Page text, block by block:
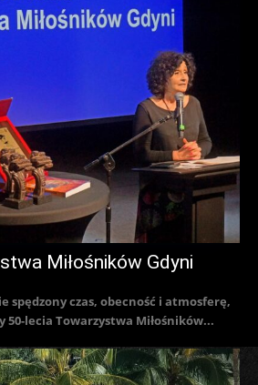
Miłośników Gdyni
spędzony czas, obecność i atmosferę,
50-lecia Towarzystwa Miłośników...